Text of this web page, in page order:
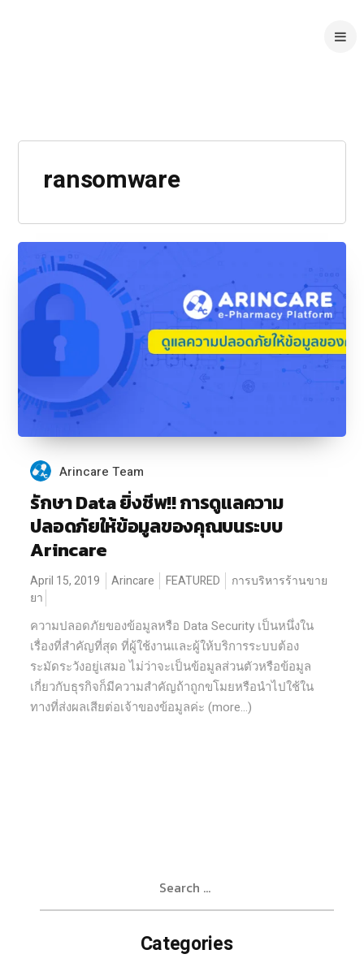
ransomware
Arincare Team
รักษา Data ยิ่งชีพ!! การดูแลความ
ปลอดภัยให้ข้อมูลของคุณบนระบบ
Arincare
April 15, 2019 Arincare FEATURED
การบริหารร้านขาย
ยา
ความปลอดภัยของข้อมูลหรือ Data Security เป็นหนึ่งใน
เรื่องที่สำคัญที่สุด ที่ผู้ใช้งานและผู้ให้บริการระบบต้อง
ระมัดระวังอยู่เสมอ ไม่ว่าจะเป็นข้อมูลส่วนตัวหรือข้อมูล
เกี่ยวกับธุรกิจก็มีความสำคัญถ้าถูกขโมยหรือนำไปใช้ใน
ทางที่ส่งผลเสียต่อเจ้าของข้อมูลค่ะ (more…)
Categories